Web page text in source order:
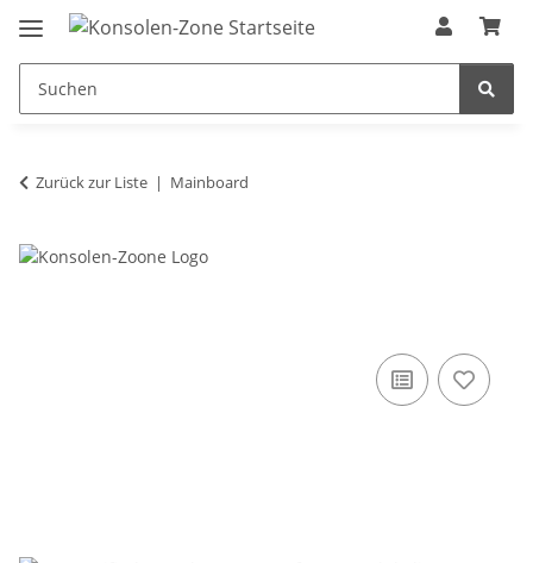
Zurück zur Liste Mainboard